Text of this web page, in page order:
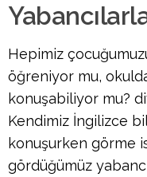
Hepimiz
öğreniyor mu,
konuşabiliyor mu?
Kendimiz İngilizce
konuşurken görme
gördüğümüz